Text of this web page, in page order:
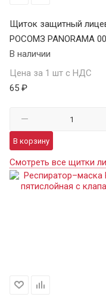
Щиток защитный
РОСОМЗ PANORAMA
В наличии
Цена за 1 шт с НДС
65 ₽
В корзину
Смотреть все щитки